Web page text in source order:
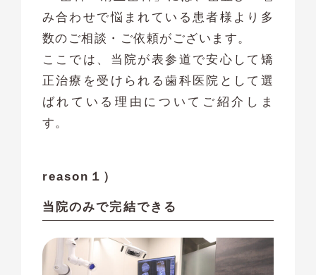
み合わせで悩まれている患者様より多
数のご相談・ご依頼がございます。
ここでは、当院が表参道で安心して矯
正治療を受けられる歯科医院として選
ばれている理由についてご紹介しま
す。
reason１）
当院のみで完結できる